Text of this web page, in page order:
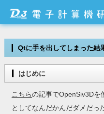
Qtに手を出してしまった
はじめに
こちらの記事でOpenSiv3Dを
としてなんだかんだダメだっ